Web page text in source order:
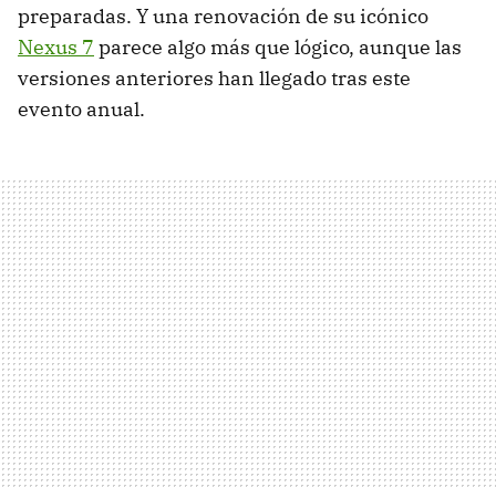
preparadas. Y una renovación de su icónico
Nexus 7 parece algo más que lógico, aunque las
versiones anteriores han llegado tras este
evento anual.